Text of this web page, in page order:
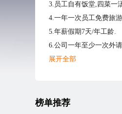
3.员工自有饭堂,四菜一
4.一年一次员工免费旅
5.年薪假期7天/年工龄.
6.公司一年至少一次外
7.出粮准时,每月20号准
我们团结一心，力争上
展开全部
榜单推荐